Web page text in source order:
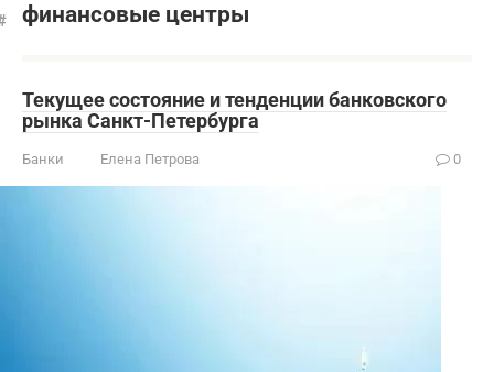
финансовые центры
Текущее состояние и тенденции банковского
рынка Санкт-Петербурга
Банки Елена Петрова 0